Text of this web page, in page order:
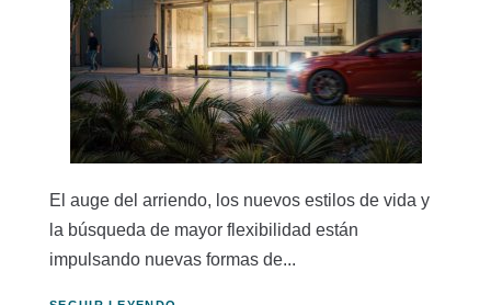
El auge del arriendo, los nuevos estilos de vida y
la búsqueda de mayor flexibilidad están
impulsando nuevas formas de...